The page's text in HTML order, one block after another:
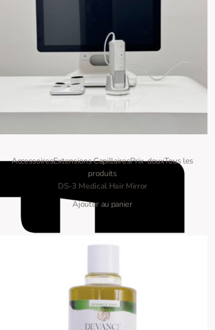
Note sur 5
AccessoiresExtensions CapillairesPrix-douxTous les
produits
DS-3 Medical Hair Mirror
Ajouter au panier